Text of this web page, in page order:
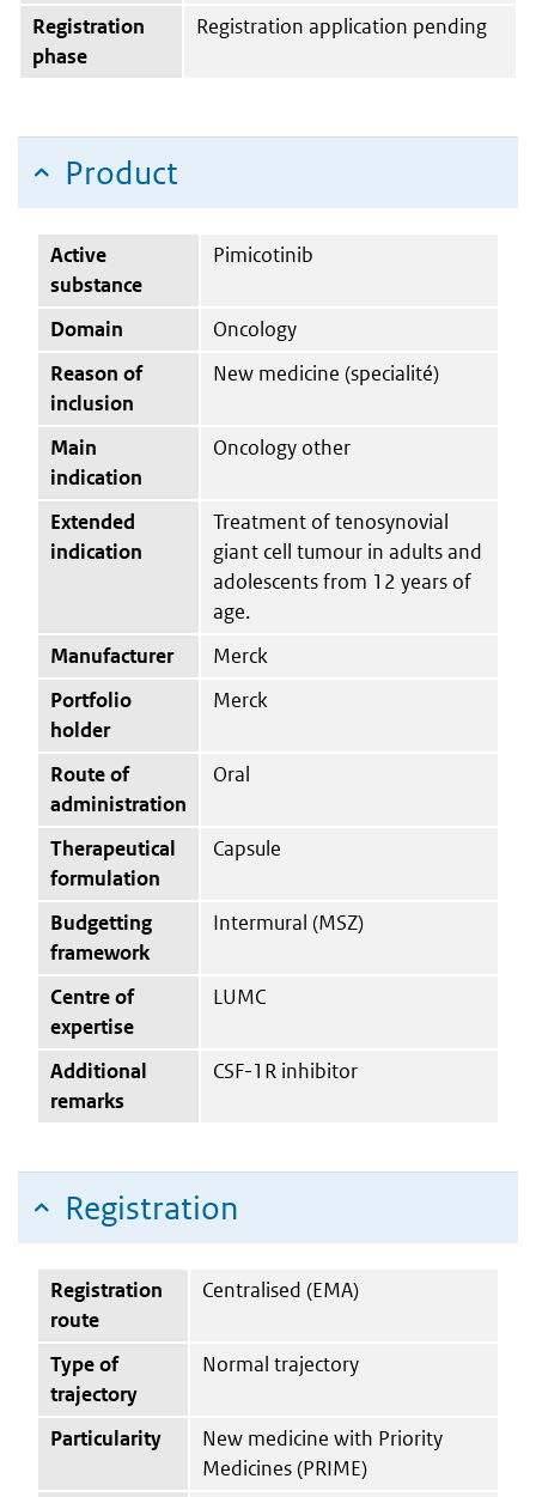
Registration
phase
Registration application pending
Product
Active
substance
Pimicotinib
Domain
Oncology
Reason of
inclusion
New medicine (specialité)
Main
indication
Oncology other
Extended
indication
Treatment of tenosynovial
giant cell tumour in adults and
adolescents from 12 years of
age.
Manufacturer
Merck
Portfolio
holder
Merck
Route of
administration
Oral
Therapeutical
formulation
Capsule
Budgetting
framework
Intermural (MSZ)
Centre of
expertise
LUMC
Additional
remarks
CSF-1R inhibitor
Registration
Registration
route
Centralised (EMA)
Type of
trajectory
Normal trajectory
Particularity
New medicine with Priority
Medicines (PRIME)